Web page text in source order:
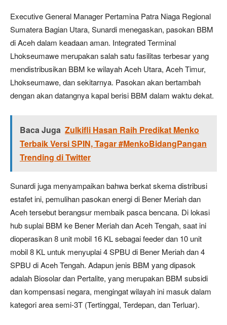
Executive General Manager Pertamina Patra Niaga Regional
Sumatera Bagian Utara, Sunardi menegaskan, pasokan BBM
di Aceh dalam keadaan aman. Integrated Terminal
Lhokseumawe merupakan salah satu fasilitas terbesar yang
mendistribusikan BBM ke wilayah Aceh Utara, Aceh Timur,
Lhokseumawe, dan sekitarnya. Pasokan akan bertambah
dengan akan datangnya kapal berisi BBM dalam waktu dekat.
Baca Juga Zulkifli Hasan Raih Predikat Menko
Terbaik Versi SPIN, Tagar #MenkoBidangPangan
Trending di Twitter
Sunardi juga menyampaikan bahwa berkat skema distribusi
estafet ini, pemulihan pasokan energi di Bener Meriah dan
Aceh tersebut berangsur membaik pasca bencana. Di lokasi
hub suplai BBM ke Bener Meriah dan Aceh Tengah, saat ini
dioperasikan 8 unit mobil 16 KL sebagai feeder dan 10 unit
mobil 8 KL untuk menyuplai 4 SPBU di Bener Meriah dan 4
SPBU di Aceh Tengah. Adapun jenis BBM yang dipasok
adalah Biosolar dan Pertalite, yang merupakan BBM subsidi
dan kompensasi negara, mengingat wilayah ini masuk dalam
kategori area semi-3T (Tertinggal, Terdepan, dan Terluar).